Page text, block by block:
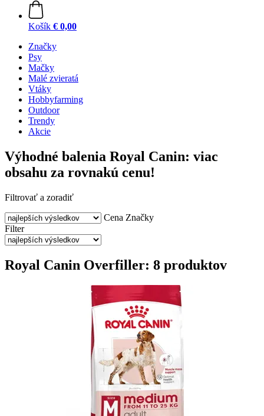
Košík € 0,00
Značky
Psy
Mačky
Malé zvieratá
Vtáky
Hobbyfarming
Outdoor
Trendy
Akcie
Výhodné balenia Royal Canin: viac
obsahu za rovnakú cenu!
Filtrovať a zoradiť
Cena Značky
Filter
Royal Canin Overfiller: 8 produktov